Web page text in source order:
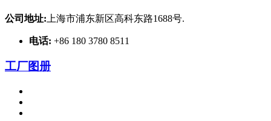
公司地址: 上海市浦东新区高科东路1688号.
电话: +86 180 3780 8511
工厂图册